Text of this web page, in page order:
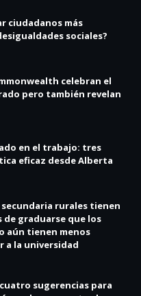
ciudadanos más
sociales?
celebran el
pero también revelan
en el trabajo: tres
eficaz desde Alberta
rurales tienen
de graduarse que los
aún tienen menos
a la universidad
sugerencias para